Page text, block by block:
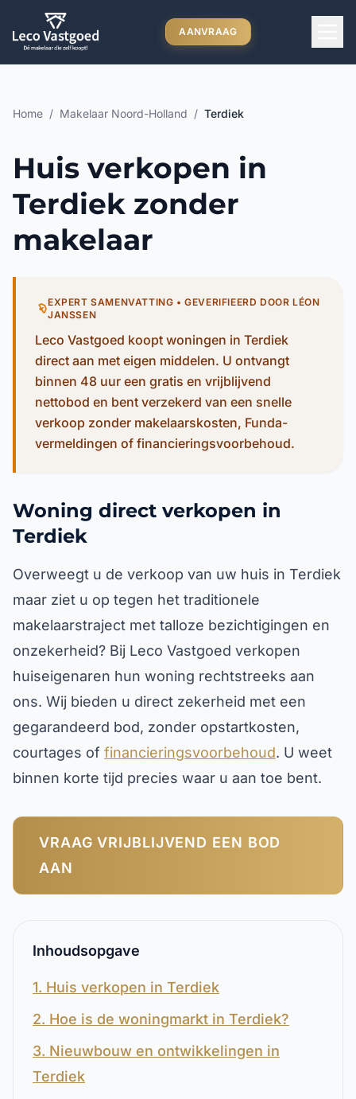
Ga direct naar inhoud
AANVRAAG
Home / Makelaar Noord-Holland / Terdiek
Huis verkopen in
Terdiek zonder
makelaar
EXPERT SAMENVATTING • GEVERIFIEERD DOOR LÉON
JANSSEN
Leco Vastgoed koopt woningen in Terdiek
direct aan met eigen middelen. U ontvangt
binnen 48 uur een gratis en vrijblijvend
nettobod en bent verzekerd van een snelle
verkoop zonder makelaarskosten, Funda-
vermeldingen of financieringsvoorbehoud.
Woning direct verkopen in
Terdiek
Overweegt u de verkoop van uw huis in Terdiek
maar ziet u op tegen het traditionele
makelaarstraject met talloze bezichtigingen en
onzekerheid? Bij Leco Vastgoed verkopen
huiseigenaren hun woning rechtstreeks aan
ons. Wij bieden u direct zekerheid met een
gegarandeerd bod, zonder opstartkosten,
courtages of financieringsvoorbehoud. U weet
binnen korte tijd precies waar u aan toe bent.
VRAAG VRIJBLIJVEND EEN BOD
AAN
Inhoudsopgave
1. Huis verkopen in Terdiek
2. Hoe is de woningmarkt in Terdiek?
3. Nieuwbouw en ontwikkelingen in
Terdiek